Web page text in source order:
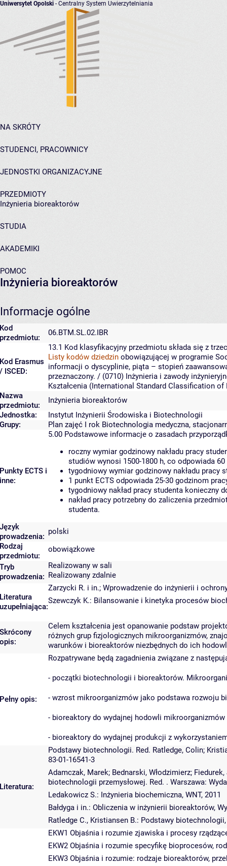
Uniwersytet Opolski - Centralny System Uwierzytelniania
NA SKRÓTY
STUDENCI, PRACOWNICY
JEDNOSTKI ORGANIZACYJNE
PRZEDMIOTY
Inżynieria bioreaktorów
STUDIA
AKADEMIKI
POMOC
Inżynieria bioreaktorów
Informacje ogólne
Kod
przedmiotu:
06.BTM.SL.02.IBR
Kod Erasmus
/ ISCED:
13.1 Kod klasyfikacyjny przedmiotu składa się z
Listy kodów dziedzin obowiązującej w programie
informacji o dyscyplinie, piąta – stopień
przeznaczony. / (0710) Inżynieria i zawody
Kształcenia (International Standard Classification of
Nazwa
przedmiotu:
Inżynieria bioreaktorów
Jednostka:
Instytut Inżynierii Środowiska i Biotechnologii
Grupy:
Plan zajęć I rok Biotechnologia medyczna,
Punkty ECTS i
inne:
5.00 Podstawowe informacje o zasadach
roczny wymiar godzinowy nakładu pracy
studiów wynosi 1500-1800 h, co odpowiada 60
tygodniowy wymiar godzinowy nakładu pracy
1 punkt ECTS odpowiada 25-30 godzinom
tygodniowy nakład pracy studenta konieczny
nakład pracy potrzebny do zaliczenia
studenta.
Język
prowadzenia:
polski
Rodzaj
przedmiotu:
obowiązkowe
Tryb
prowadzenia:
Realizowany w sali
Realizowany zdalnie
Literatura
uzupełniająca:
Zarzycki R. i in.; Wprowadzenie do inżynierii i
Szewczyk K.: Bilansowanie i kinetyka procesów
Skrócony
opis:
Celem kształcenia jest opanowanie podstaw
różnych grup fizjologicznych mikroorganizmów,
warunków i bioreaktorów niezbędnych do ich
Pełny opis:
Rozpatrywane będą zagadnienia związane z
- początki biotechnologii i bioreaktorów.
- wzrost mikroorganizmów jako podstawa rozwoju
- bioreaktory do wydajnej hodowli
- bioreaktory do wydajnej produkcji z
Literatura:
Podstawy biotechnologii. Red. Ratledge, Colin;
83-01-16541-3
Adamczak, Marek; Bednarski, Włodzimierz;
biotechnologii przemysłowej. Red. . Warszawa:
Ledakowicz S.: Inżynieria biochemiczna, WNT, 2011
Bałdyga i in.: Obliczenia w inżynierii bioreaktorów,
Ratledge C., Kristiansen B.: Podstawy biotechnologii,
EKW1 Objaśnia i rozumie zjawiska i procesy
EKW2 Objaśnia i rozumie specyfikę bioprocesów,
EKW3 Objaśnia i rozumie: rodzaje bioreaktorów,